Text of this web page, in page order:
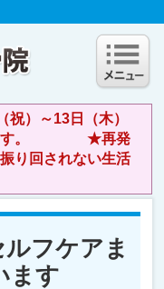
祝）～13日（木）
きます。 ★再発
り回されない生活
フケアま
ます